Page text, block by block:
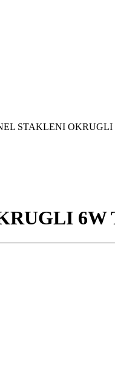
STAKLENI OKRUGLI
6W